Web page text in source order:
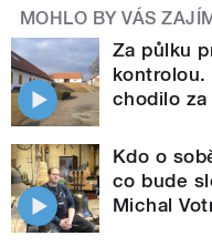
MOHLO BY VÁS
Za půlku
kontrolou.
chodilo za
Kdo o
co bude
Michal